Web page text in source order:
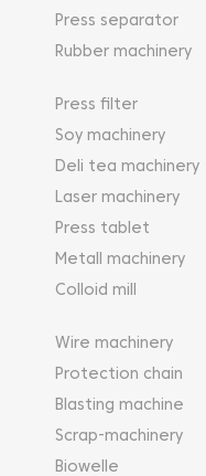
Press separator
Rubber machinery
Press filter
Soy machinery
Deli tea machinery
Laser machinery
Press tablet
Metall machinery
Colloid mill
Wire machinery
Protection chain
Blasting machine
Scrap-machinery
Biowelle